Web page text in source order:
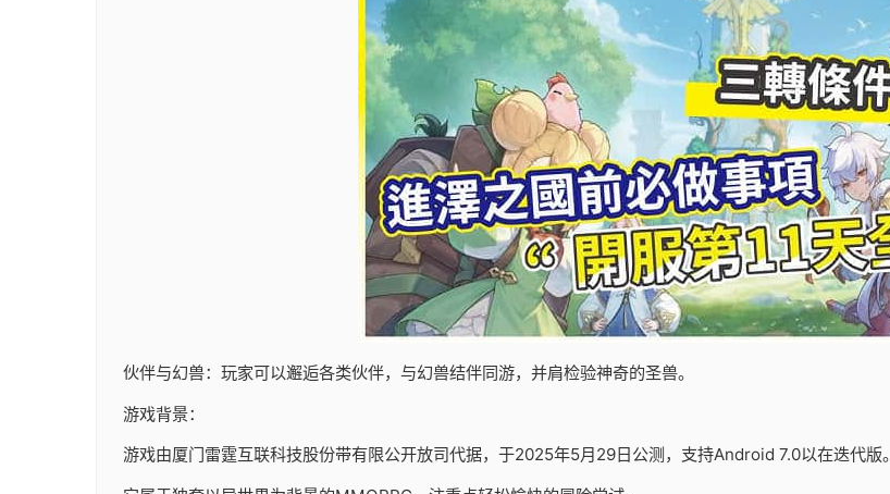
伙伴与幻兽：玩家可以邂逅各类伙伴，与幻兽结伴同游，并肩检验神奇的圣兽。
游戏背景：
游戏由厦门雷霆互联科技股份带有限公开放司代据，于2025年5月29日公测，支持Android 7.0以在迭代版。